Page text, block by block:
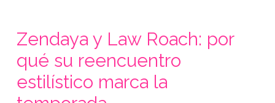
Zendaya y Law Roach: por
qué su reencuentro
estilístico marca la